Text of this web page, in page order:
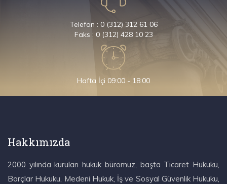
Telefon : 0 (312) 312 61 06
Faks : 0 (312) 428 10 23
Hafta İçi 09:00 - 18:00
Hakkımızda
2000 yılında kurulan hukuk büromuz, başta Ticaret Hukuku,
Borçlar Hukuku, Medeni Hukuk, İş ve Sosyal Güvenlik Hukuku,